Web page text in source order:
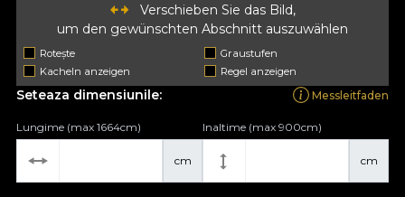
Verschieben Sie das Bild,
um den gewünschten Abschnitt auszuwählen
Rotește
Graustufen
Kacheln anzeigen
Regel anzeigen
Seteaza dimensiunile: Messleitfaden
cm
Lungime (max 1664cm)
cm
Inaltime (max 900cm)